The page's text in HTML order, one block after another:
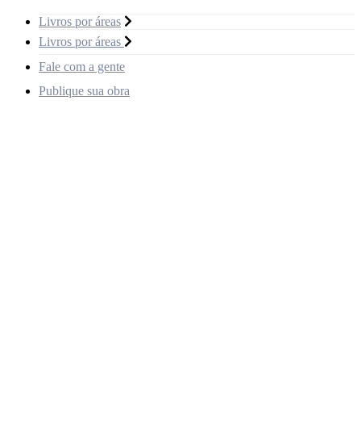
Livros por áreas
Livros por áreas
Fale com a gente
Publique sua obra